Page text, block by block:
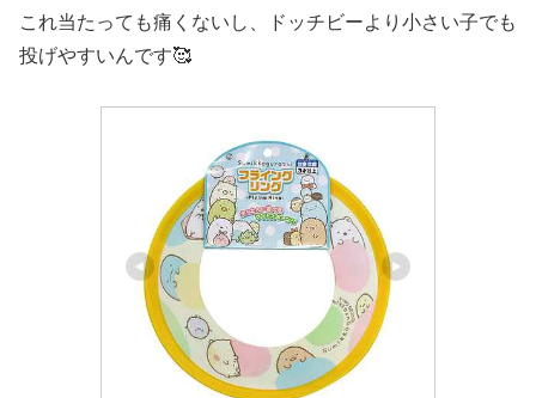
これ当たっても痛くないし、ドッチビーより小さい子でも
投げやすいんです🥰